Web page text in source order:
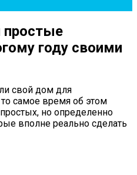
простые
году своими
свой дом для
самое время об этом
но определенно
вполне реально сделать